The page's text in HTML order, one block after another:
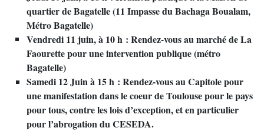
quartier de Bagatelle (11 Impasse du Bachaga Boualam,
Métro Bagatelle)
Vendredi 11 juin, à 10 h : Rendez-vous au marché de La
Faourette pour une intervention publique (métro
Bagatelle)
Samedi 12 Juin à 15 h : Rendez-vous au Capitole pour
une manifestation dans le coeur de Toulouse pour le pays
pour tous, contre les lois d’exception, et en particulier
pour l’abrogation du CESEDA.